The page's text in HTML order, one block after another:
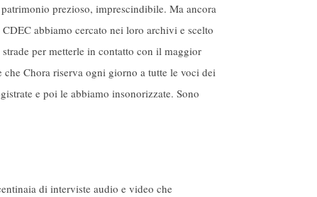
prezioso, imprescindibile. Ma ancora
abbiamo cercato nei loro archivi e scelto
per metterle in contatto con il maggior
Chora riserva ogni giorno a tutte le voci dei
e poi le abbiamo insonorizzate. Sono
di interviste audio e video che